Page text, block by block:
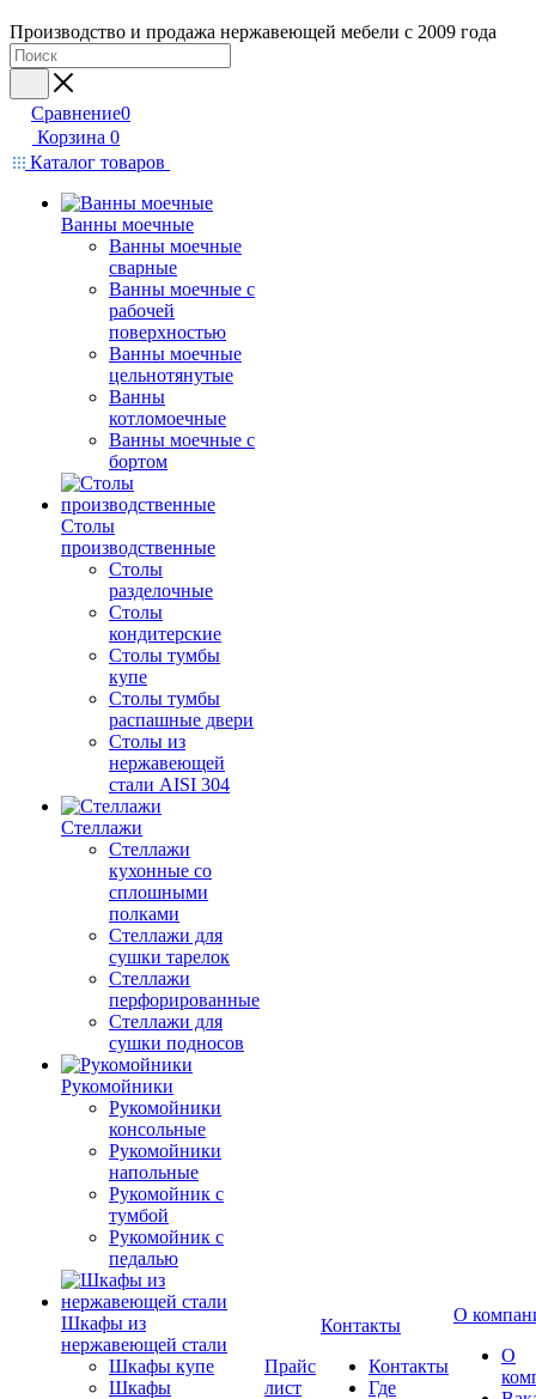
Производство и продажа нержавеющей мебели с 2009 года
Сравнение0
Корзина 0
Каталог товаров
Ванны моечные
Ванны моечные
сварные
Ванны моечные с
рабочей
поверхностью
Ванны моечные
цельнотянутые
Ванны
котломоечные
Ванны моечные с
бортом
Столы
производственные
Столы
разделочные
Столы
кондитерские
Столы тумбы
купе
Столы тумбы
распашные двери
Столы из
нержавеющей
стали AISI 304
Стеллажи
Стеллажи
кухонные со
сплошными
полками
Стеллажи для
сушки тарелок
Стеллажи
перфорированные
Стеллажи для
сушки подносов
Рукомойники
Рукомойники
консольные
Рукомойники
напольные
Рукомойник с
тумбой
Рукомойник с
педалью
Шкафы из
нержавеющей стали
Шкафы купе
Шкафы
Прайс
лист
Контакты
Контакты
Где
О
О